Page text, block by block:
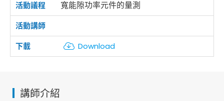
寬能隙功率元件的量測
Download
講師介紹